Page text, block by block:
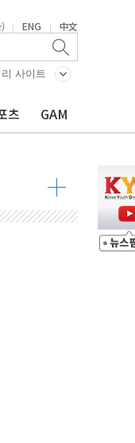
| ENG | 中文
사이트
츠 GAM
↓
최고